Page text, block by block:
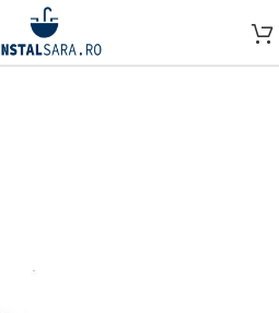
ACCESORIU DE PERETE